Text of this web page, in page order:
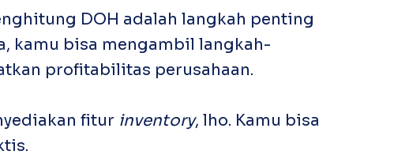
DOH adalah langkah penting
kamu bisa mengambil langkah-
profitabilitas perusahaan.
fitur inventory, lho. Kamu bisa